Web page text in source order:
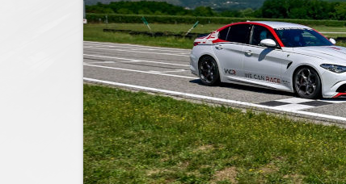
Acqua &vento
Lifestyle &
Kids &Family
Pernottamenti